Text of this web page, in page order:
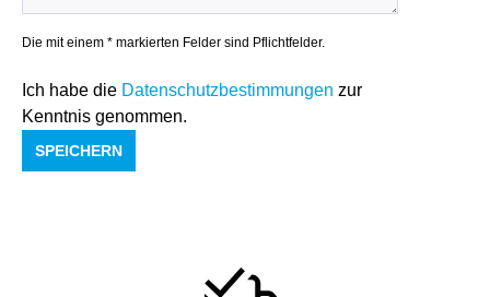
Die mit einem * markierten Felder sind Pflichtfelder.
Ich habe die Datenschutzbestimmungen zur
Kenntnis genommen.
SPEICHERN